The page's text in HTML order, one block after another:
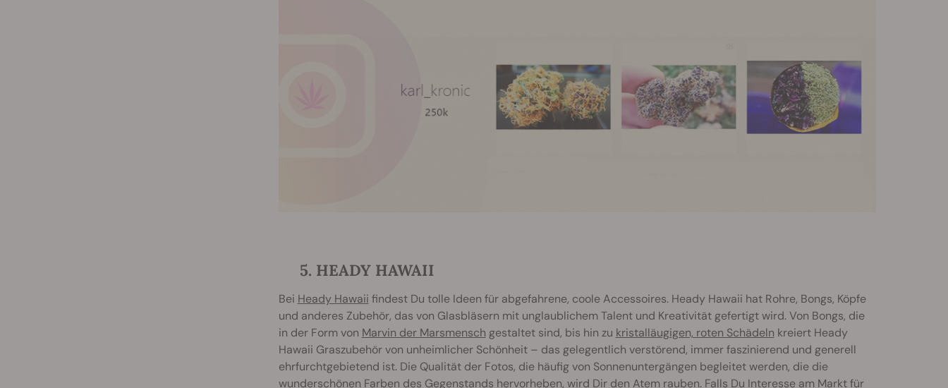
5. HEADY HAWAII
Bei Heady Hawaii findest Du tolle Ideen für abgefahrene, coole Accessoires. Heady Hawaii hat Rohre, Bongs, Köpfe
und anderes Zubehör, das von Glasbläsern mit unglaublichem Talent und Kreativität gefertigt wird. Von Bongs, die
in der Form von Marvin der Marsmensch gestaltet sind, bis hin zu kristalläugigen, roten Schädeln kreiert Heady
Hawaii Graszubehör von unheimlicher Schönheit – das gelegentlich verstörend, immer faszinierend und generell
ehrfurchtgebietend ist. Die Qualität der Fotos, die häufig von Sonnenuntergängen begleitet werden, die die
wunderschönen Farben des Gegenstands hervorheben, wird Dir den Atem rauben. Falls Du Interesse am Markt für